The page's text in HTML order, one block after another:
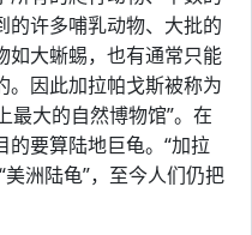
的许多哺乳动物、大批的
如大蜥蜴，也有通常只能
。因此加拉帕戈斯被称为
最大的自然博物馆”。在
要算陆地巨龟。“加拉
洲陆龟”，至今人们仍把